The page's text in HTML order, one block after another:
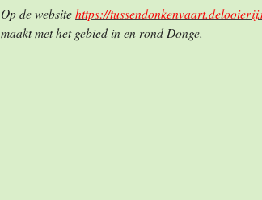
Op de websitehttps://
maakt met het gebied in en rond Donge.